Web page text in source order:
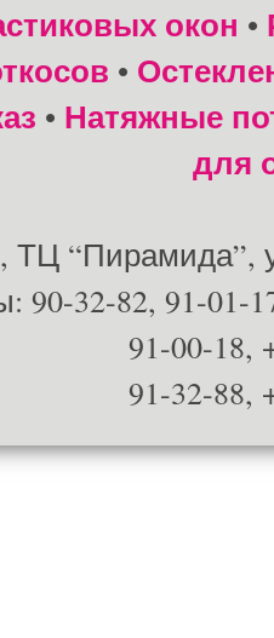
окон •
•
• Натяжные
для
ТЦ “Пирамида”,
90-32-82, 91-01-
91-00-18,
91-32-88,